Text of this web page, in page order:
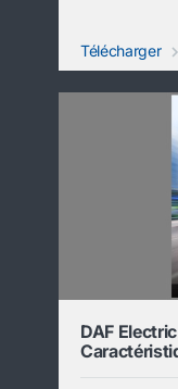
Télécharger
DAF